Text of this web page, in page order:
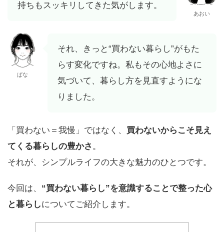
持ちもスッキリしてきた気がします。
あおい
ぱな
それ、きっと“買わない暮らし”がもた
らす変化ですね。私もその心地よさに
気づいて、暮らし方を見直すようにな
りました。
「買わない＝我慢」ではなく、 買わないからこそ見え
てくる暮らしの豊かさ 。
それが、シンプルライフの大きな魅力のひとつです。
今回は、 “買わない暮らし”を意識することで整った心
と暮らしについてご紹介します。